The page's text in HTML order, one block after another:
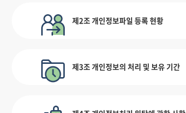
제2조 개인정보파일 등록 현황
제3조 개인정보의 처리 및 보유 기간